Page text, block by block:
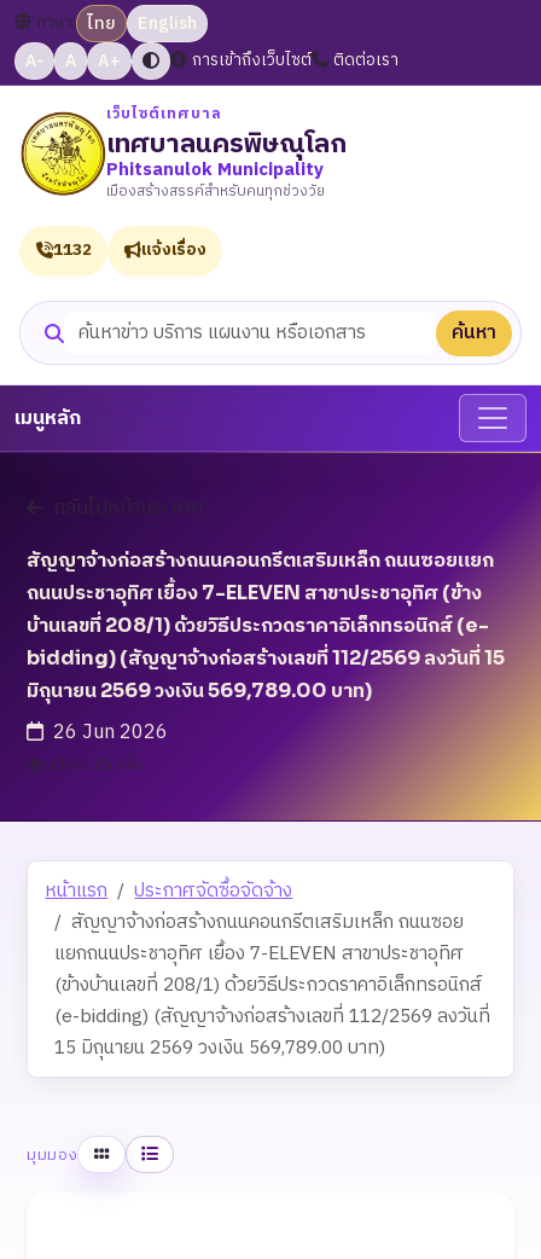
ภาษา: ไทย
English
A-
A A+ การเข้าถึงเว็บไซต์ ติดต่อเรา
เว็บไซต์เทศบาล
เทศบาลนครพิษณุโลก
Phitsanulok Municipality
เมืองสร้างสรรค์สำหรับคนทุกช่วงวัย
ค้นหาเว็บไซต์ ค้นหา
1132 แจ้งเรื่อง
เมนูหลัก
กลับไปหน้าประกาศ
สัญญาจ้างก่อสร้างถนนคอนกรีตเสริมเหล็ก ถนนซอยแยก
ถนนประชาอุทิศ เยื้อง 7-ELEVEN สาขาประชาอุทิศ (ข้าง
บ้านเลขที่ 208/1) ด้วยวิธีประกวดราคาอิเล็กทรอนิกส์ (e-
bidding) (สัญญาจ้างก่อสร้างเลขที่ 112/2569 ลงวันที่ 15
มิถุนายน 2569 วงเงิน 569,789.00 บาท)
26 Jun 2026
เข้าชม 15 ครั้ง
หน้าแรก
ประกาศจัดซื้อจัดจ้าง
สัญญาจ้างก่อสร้างถนนคอนกรีตเสริมเหล็ก ถนนซอย
แยกถนนประชาอุทิศ เยื้อง 7-ELEVEN สาขาประชาอุทิศ
(ข้างบ้านเลขที่ 208/1) ด้วยวิธีประกวดราคาอิเล็กทรอนิกส์
(e-bidding) (สัญญาจ้างก่อสร้างเลขที่ 112/2569 ลงวันที่
15 มิถุนายน 2569 วงเงิน 569,789.00 บาท)
มุมมอง ตารางรายการ